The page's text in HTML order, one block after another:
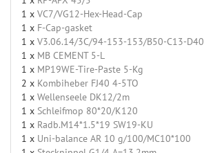
1 x VC7/VG12-Hex-Head-Cap
1 x F-Cap-gasket
1 x V3.06.14/3C/94-153-153/B50-C13-D40
1 x MB CEMENT 5-L
1 x MP19WE-Tire-Paste 5-Kg
2 x Kombiheber FJ40 4-5TO
1 x Wellenseele DK12/2m
1 x Schleifmop 80*20/K120
1 x Radb.M14*1.5*19 SW19-KU
1 x Uni-balance AR 10 g/100/MC10*100